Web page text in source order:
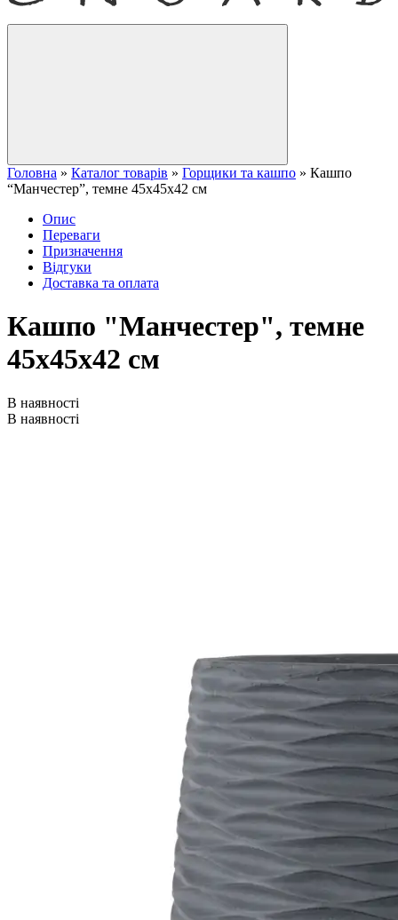
Головна » Каталог товарів » Горщики та кашпо » Кашпо
“Манчестер”, темне 45x45x42 см
Опис
Переваги
Призначення
Відгуки
Доставка та оплата
Кашпо "Манчестер", темне
45x45x42 см
В наявності
В наявності